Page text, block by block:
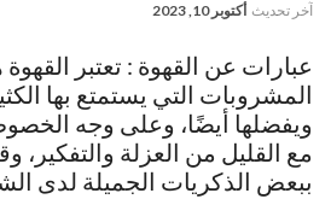
آخر تحديث أكتوبر 10, 2023
عبارات عن القهوة : تعتبر القهوة
المشروبات التي يستمتع بها
ويفضلها أيضًا، وعلى وجه
مع القليل من العزلة والتفكير،
ببعض الذكريات الجميلة لدى